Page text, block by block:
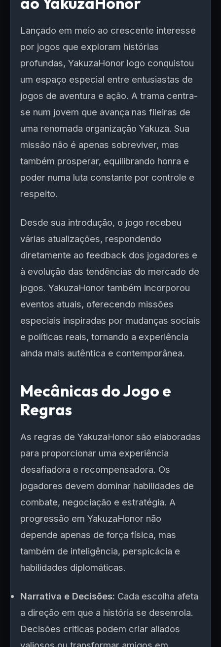
Lançado em meio ao crescente interesse
por jogos que exploram histórias
profundas, YakuzaHonor logo conquistou
um espaço especial entre entusiastas de
jogos de aventura e ação. A trama centra-
se num jovem que avança nas fileiras de
uma renomada organização Yakuza. Sua
missão não é apenas sobreviver, mas
também prosperar, equilibrando honra e
poder numa luta constante por controle e
respeito.
Desde sua introdução, o jogo recebeu
várias atualizações, respondendo
diretamente ao feedback dos jogadores e
à evolução das tendências do mercado de
jogos. YakuzaHonor também incorporou
eventos atuais, oferecendo missões
especiais inspiradas por mudanças sociais
e políticas reais, tornando a experiência
ainda mais autêntica e contemporânea.
Mecânicas do Jogo e
Regras
As regras de YakuzaHonor são elaboradas
para proporcionar uma experiência
desafiadora e recompensadora. Os
jogadores devem dominar habilidades de
combate, negociação e estratégia. A
progressão em YakuzaHonor não
depende apenas de força física, mas
também de inteligência, perspicácia e
habilidades diplomáticas.
Narrativa e Decisões: Cada escolha afeta
a direção em que a história se desenrola.
Decisões criticas podem criar aliados